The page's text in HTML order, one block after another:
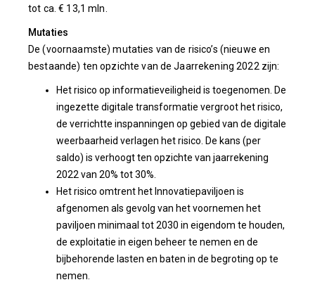
tot ca. € 13,1 mln.
Mutaties
De (voornaamste) mutaties van de risico’s (nieuwe en
bestaande) ten opzichte van de Jaarrekening 2022 zijn:
Het risico op informatieveiligheid is toegenomen. De
ingezette digitale transformatie vergroot het risico,
de verrichtte inspanningen op gebied van de digitale
weerbaarheid verlagen het risico. De kans (per
saldo) is verhoogt ten opzichte van jaarrekening
2022 van 20% tot 30%.
Het risico omtrent het Innovatiepaviljoen is
afgenomen als gevolg van het voornemen het
paviljoen minimaal tot 2030 in eigendom te houden,
de exploitatie in eigen beheer te nemen en de
bijbehorende lasten en baten in de begroting op te
nemen.